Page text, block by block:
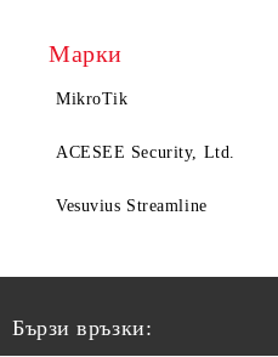
Марки
MikroTik
ACESEE Security, Ltd.
Vesuvius Streamline
Бързи връзки: